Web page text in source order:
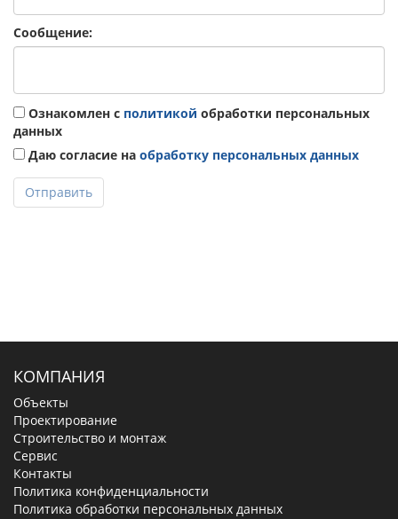
Сообщение:
Ознакомлен с политикой обработки персональных
данных
Даю согласие на обработку персональных данных
Отправить
КОМПАНИЯ
Объекты
Проектирование
Строительство и монтаж
Сервис
Контакты
Политика конфиденциальности
Политика обработки персональных данных